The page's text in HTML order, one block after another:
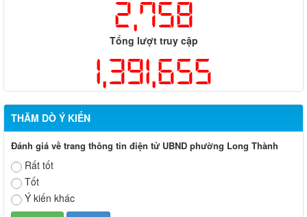
Đánh giá về trang thông tin điện tử UBND phường Long Thành
Ý kiến khác
TIN CHỈ ĐẠO - ĐIỀU HÀNH